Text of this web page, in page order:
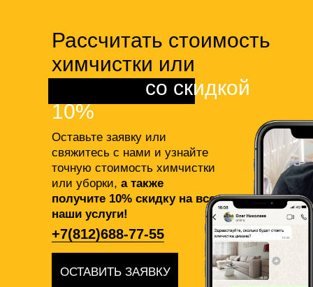
Оставьте заявку или
свяжитесь с нами и узнайте
точную стоимость химчистки
или уборки, а также
получите 10% скидку на все
наши услуги!
Рассчитать стоимость
химчистки или
со скидкой
10%
ОСТАВИТЬ ЗАЯВКУ
+7(812)688-77-55